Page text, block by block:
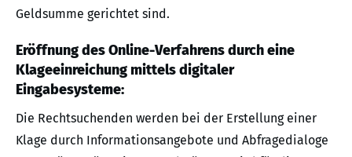
Geldsumme gerichtet sind.
Eröffnung des Online-Verfahrens durch eine
Klageeinreichung mittels digitaler
Eingabesysteme:
Die Rechtsuchenden werden bei der Erstellung einer
Klage durch Informationsangebote und Abfragedialoge